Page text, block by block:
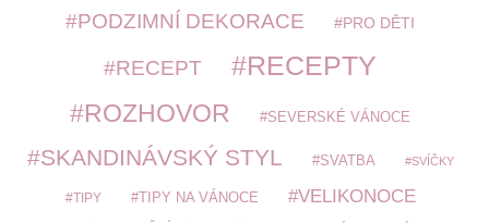
PODZIMNÍ DEKORACE PRO DĚTI
RECEPT RECEPTY
ROZHOVOR SEVERSKÉ VÁNOCE
SKANDINÁVSKÝ STYL SVATBA SVÍČKY
TIPY TIPY NA VÁNOCE VELIKONOCE